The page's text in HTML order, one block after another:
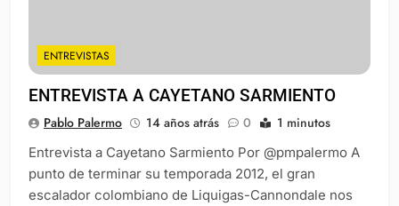
ENTREVISTAS
ENTREVISTA A CAYETANO SARMIENTO
Pablo Palermo 14 años atrás 0 1 minutos
Entrevista a Cayetano Sarmiento Por @pmpalermo A
punto de terminar su temporada 2012, el gran
escalador colombiano de Liquigas-Cannondale nos